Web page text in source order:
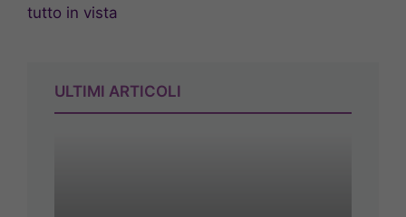
tutto in vista
ULTIMI ARTICOLI